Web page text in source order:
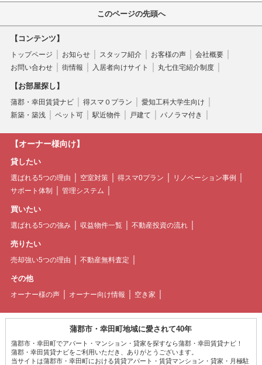
このページの先頭へ
【コンテンツ】
トップページ お知らせ スタッフ紹介 お客様の声
会社概要
お問い合わせ
街情報 入居者向けサイト 丸七住宅紹介制度
【お部屋探し】
蒲郡・幸田賃貸ナビ 得スマ０プラン
愛知工科大学生向け
新築・築浅
ペット可 駅近物件 戸建て パノラマ付き
【オーナー様向け】
貸したい
選ばれる5つの理由 空室対策 得スマ0プラン
リノベーション事例
サポート体制
管理システム
買いたい
選ばれる5つの強み 収益物件一覧 不動産投資の流れ
売りたい
売却強い5つの理由 不動産無料査定
その他
オーナー様の声 オーナー向け情報 空き家
蒲郡市・幸田町地域に愛されて40年
蒲郡市・幸田町でアパート・マンション・貸家を探すなら蒲郡・幸田賃貸ナビ！
蒲郡・幸田賃貸ナビをご利用いただき、ありがとうございます。
当サイトは蒲郡市・幸田町における賃貸アパート・賃貸マンション・貸家・月極駐